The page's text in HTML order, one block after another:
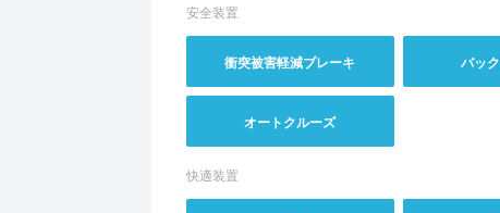
安全装置
衝突被害軽減ブレーキ バッ
オートクルーズ
快適装置